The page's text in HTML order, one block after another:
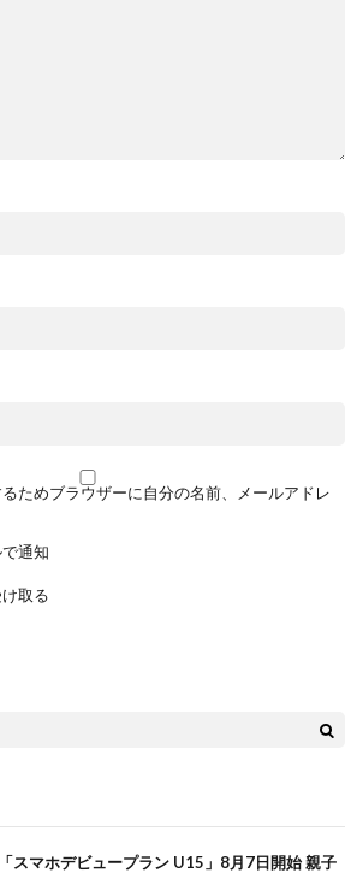
ためブラウザーに自分の名前、メールアドレ
通知
取る
スマホデビュープラン U15」8月7日開始 親子